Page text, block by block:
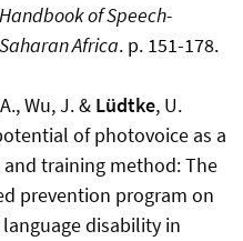
Handbook of Speech-
Africa. p. 151-178.
Wu, J. & Lüdtke, U.
of photovoice as a
training method: The
prevention program on
disability in